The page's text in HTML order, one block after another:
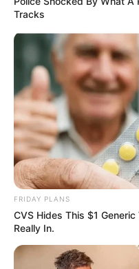
Tracks
FRIDAY PLANS
CVS Hides This $1
Really In.